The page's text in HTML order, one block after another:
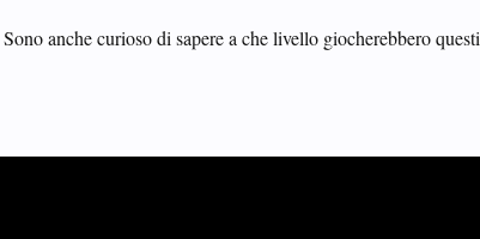
anche curioso di sapere a che livello giocherebbero questi